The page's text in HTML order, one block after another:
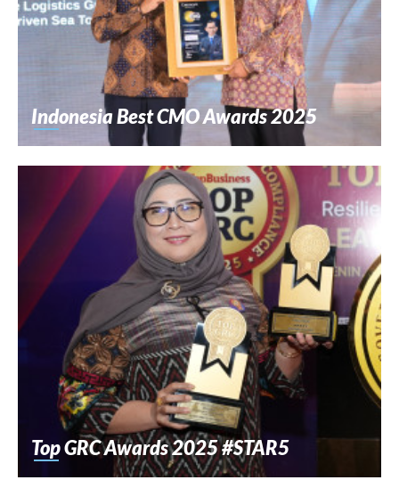
Indonesia Best CMO Awards 2025
Top GRC Awards 2025 #STAR5